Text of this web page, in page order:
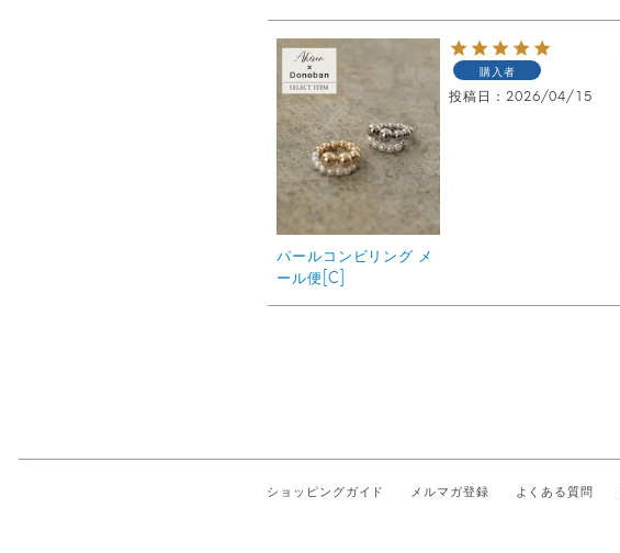
パールコンビリング メ
ール便[C]
購入者
投稿日 2026/04/15
ショッピングガイド メルマガ登録 よくある質問